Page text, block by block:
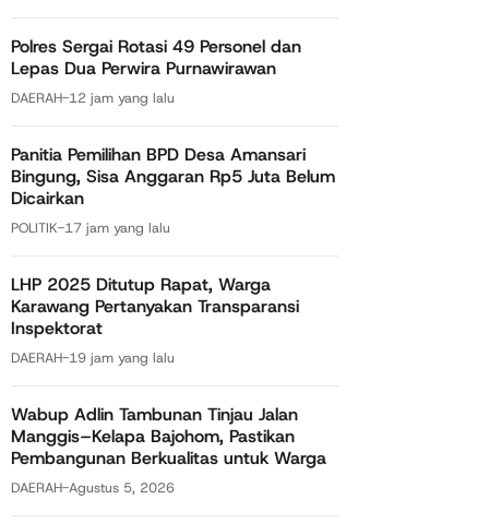
Polres Sergai Rotasi 49 Personel dan
Lepas Dua Perwira Purnawirawan
DAERAH-12 jam yang lalu
Panitia Pemilihan BPD Desa Amansari
Bingung, Sisa Anggaran Rp5 Juta Belum
Dicairkan
POLITIK-17 jam yang lalu
LHP 2025 Ditutup Rapat, Warga
Karawang Pertanyakan Transparansi
Inspektorat
DAERAH-19 jam yang lalu
Wabup Adlin Tambunan Tinjau Jalan
Manggis–Kelapa Bajohom, Pastikan
Pembangunan Berkualitas untuk Warga
DAERAH-Agustus 5, 2026